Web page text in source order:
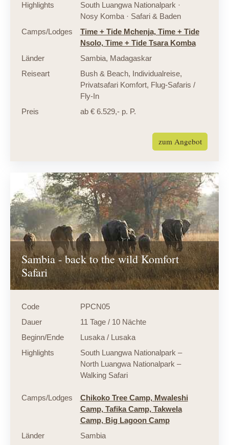
Highlights
South Luangwa Nationalpark ·
Nosy Komba · Safari & Baden
Camps/Lodges
Time + Tide Mchenja, Time + Tide
Nsolo, Time + Tide Tsara Komba
Länder
Sambia, Madagaskar
Reiseart
Bush & Beach, Individualreise,
Privatsafari Komfort, Flug-Safaris /
Fly-In
Preis
ab € 6.529,- p. P.
zum Angebot
Sambia - back to the wild Komfort
Safari
Code
PPCN05
Dauer
11 Tage / 10 Nächte
Beginn/Ende
Lusaka / Lusaka
Highlights
South Luangwa Nationalpark –
North Luangwa Nationalpark –
Walking Safari
Camps/Lodges Chikoko Tree Camp, Mwaleshi
Camp, Tafika Camp, Takwela
Camp, Big Lagoon Camp
Länder
Sambia